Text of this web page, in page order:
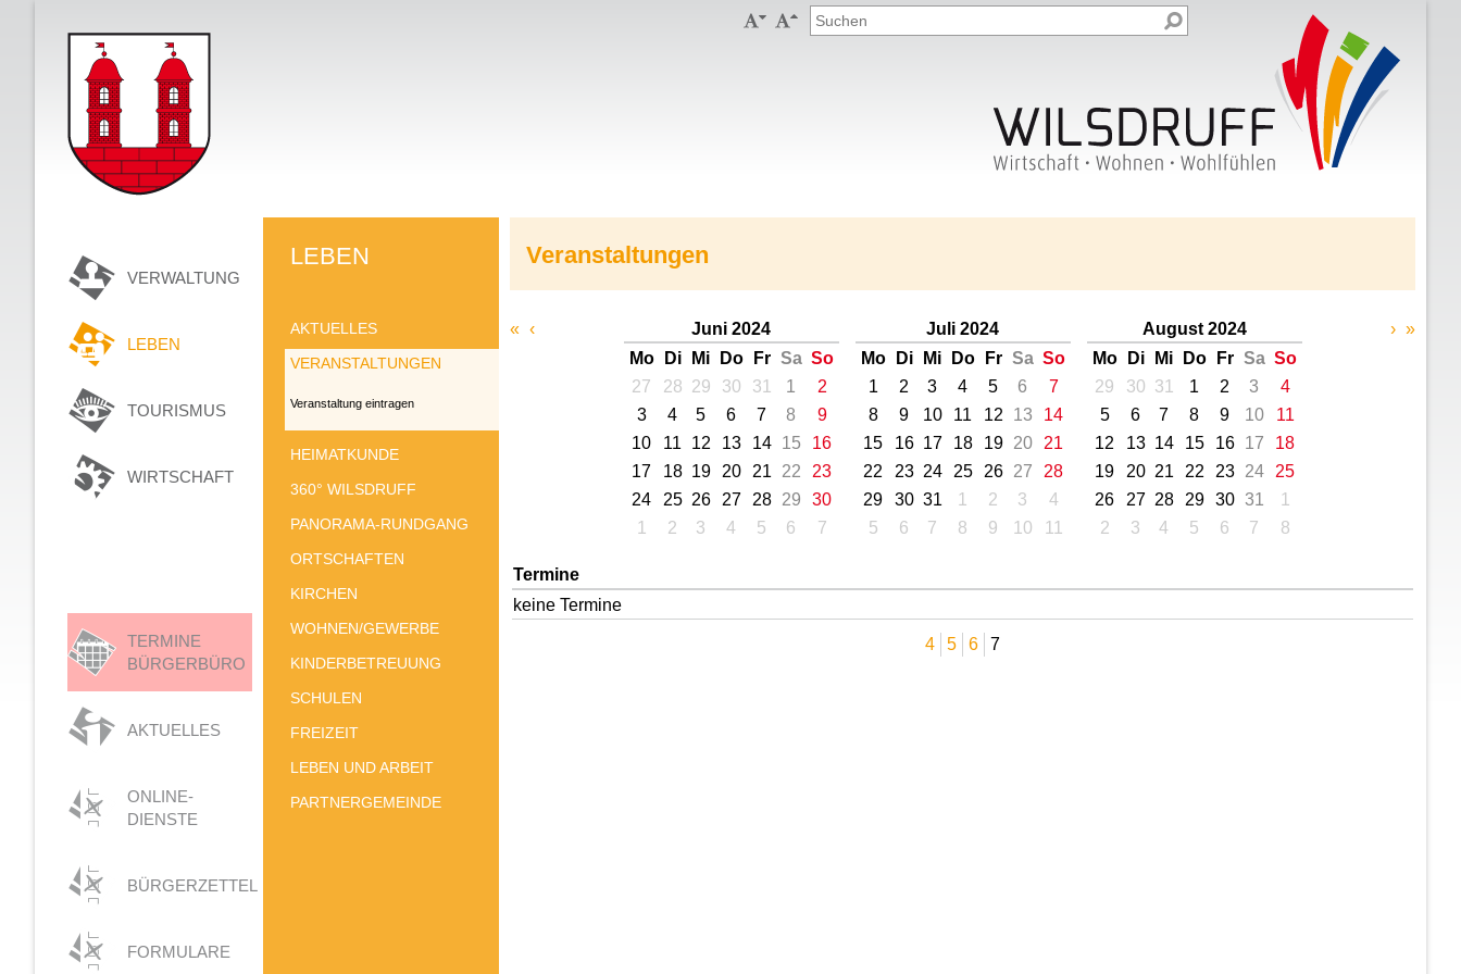
 
VERWALTUNG
LEBEN
TOURISMUS
WIRTSCHAFT
TERMINE
BÜRGERBÜRO
AKTUELLES
ONLINE-
DIENSTE
BÜRGERZETTEL
FORMULARE
LEBEN
AKTUELLES
VERANSTALTUNGEN
Veranstaltung eintragen
HEIMATKUNDE
360° WILSDRUFF
PANORAMA-RUNDGANG
ORTSCHAFTEN
KIRCHEN
WOHNEN/GEWERBE
KINDERBETREUUNG
SCHULEN
FREIZEIT
LEBEN UND ARBEIT
PARTNERGEMEINDE
Veranstaltungen
« ‹
Juni 2024
Mo
Di Mi Do Fr Sa So
27
28 29 30 31 1
2
3
4 5 6 7 8
9
10
11 12 13 14 15
16
17
18 19 20 21 22
23
24
25 26 27 28 29
30
1
2 3 4 5 6 7
Juli 2024
Mo
Di Mi Do Fr Sa So
1
2 3 4 5 6
7
8
9 10 11 12 13
14
15
16 17 18 19 20
21
22
23 24 25 26 27
28
29
30 31 1 2 3
4
5
6 7 8 9 10 11
August 2024
Mo
Di Mi Do Fr Sa So
29
30 31 1 2 3
4
5
6 7 8 9 10
11
12
13 14 15 16 17
18
19
20 21 22 23 24
25
26
27 28 29 30 31
1
2
3 4 5 6 7 8
› »
Termine
keine Termine
4 5 6 7